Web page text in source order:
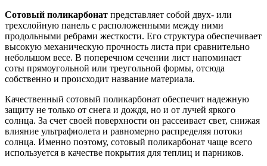
Сотовый поликарбонат представляет собой двух- или
трехслойную панель с расположенными между ними
продольными ребрами жесткости. Его структура обеспечивает
высокую механическую прочность листа при сравнительно
небольшом весе. В поперечном сечении лист напоминает
соты прямоугольной или треугольной формы, отсюда
собственно и происходит название материала.
Качественный сотовый поликарбонат обеспечит надежную
защиту не только от снега и дождя, но и от лучей яркого
солнца. За счет своей поверхности он рассеивает свет, снижая
влияние ультрафиолета и равномерно распределяя потоки
солнца. Именно поэтому, сотовый поликарбонат чаще всего
используется в качестве покрытия для теплиц и парников.